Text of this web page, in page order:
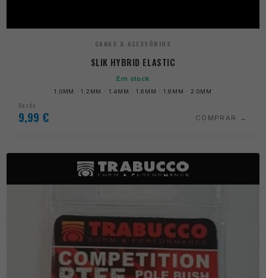
CANAS & ACESSÓRIOS
SLIK HYBRID ELASTIC
Em stock
1.0MM · 1.2MM · 1.4MM · 1.6MM · 1.8MM · 2.0MM
Desde
9,99 € COMPRAR